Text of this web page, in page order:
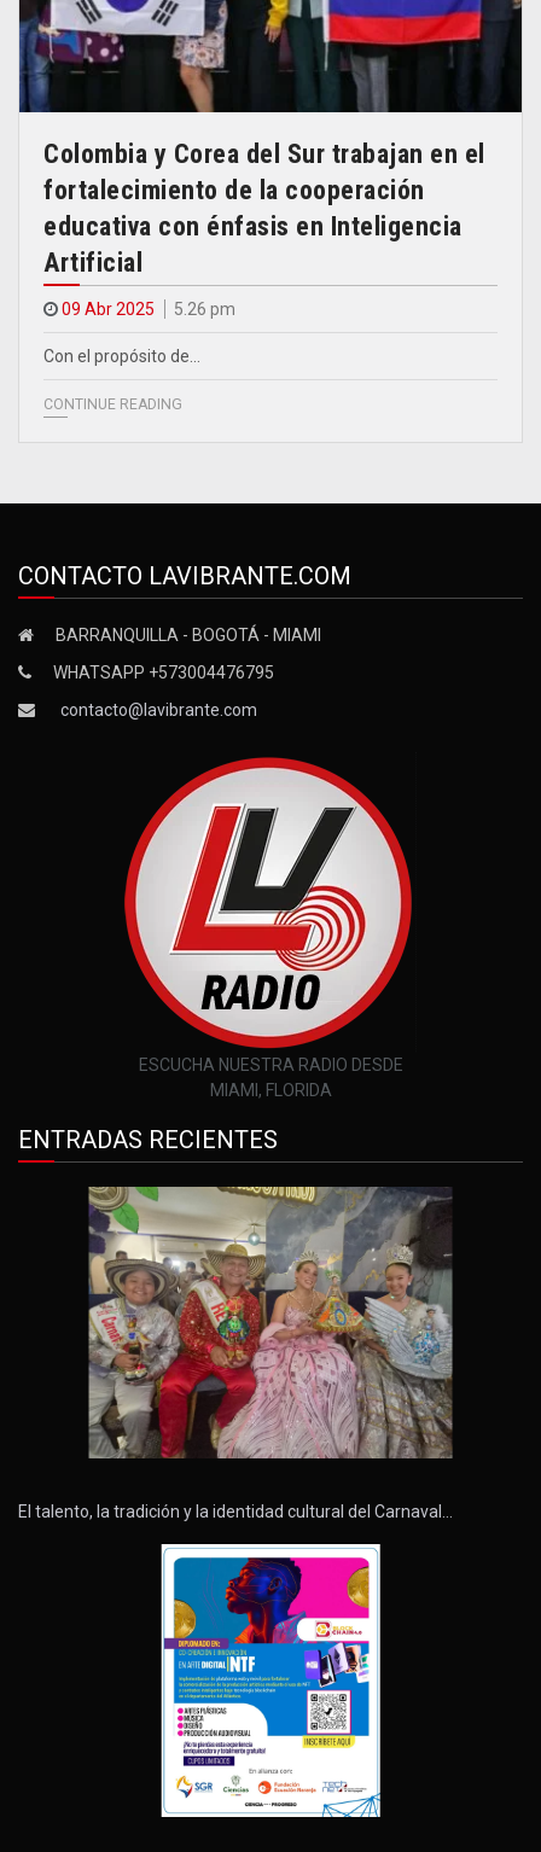
Colombia y Corea del Sur trabajan en el
fortalecimiento de la cooperación
educativa con énfasis en Inteligencia
Artificial
09 Abr 2025 5.26 pm
Con el propósito de…
CONTINUE READING
CONTACTO LAVIBRANTE.COM
BARRANQUILLA - BOGOTÁ - MIAMI
WHATSAPP +573004476795
contacto@lavibrante.com
ESCUCHA NUESTRA RADIO DESDE
MIAMI, FLORIDA
ENTRADAS RECIENTES
El talento, la tradición y la identidad cultural del Carnaval…